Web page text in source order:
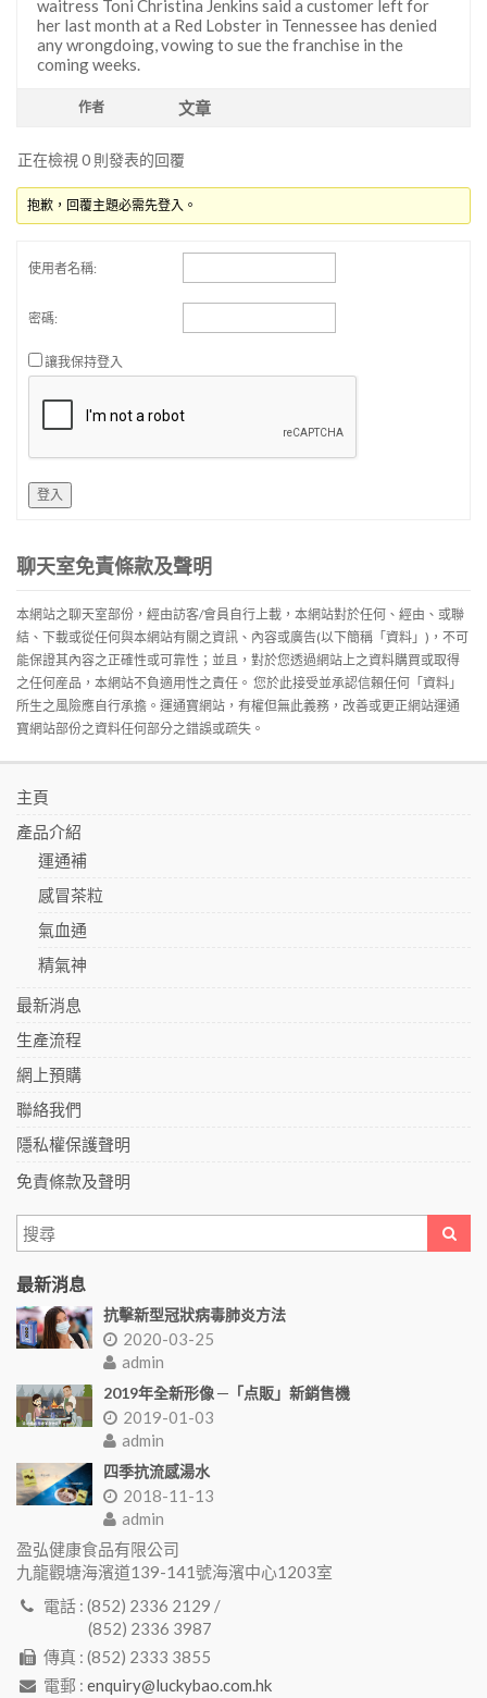
waitress Toni Christina Jenkins said a customer left for
her last month at a Red Lobster in Tennessee has denied
any wrongdoing, vowing to sue the franchise in the
coming weeks.
作者 文章
正在檢視 0 則發表的回覆
抱歉，回覆主題必需先登入。
使用者名稱:
密碼:
讓我保持登入
登入
聊天室免責條款及聲明
本網站之聊天室部份，經由訪客/會員自行上載，本網站對於任何、經由、或聯
結、下載或從任何與本網站有關之資訊、內容或廣告(以下簡稱「資料」)，不可
能保證其內容之正確性或可靠性；並且，對於您透過網站上之資料購買或取得
之任何産品，本網站不負適用性之責任。 您於此接受並承認信賴任何「資料」
所生之風險應自行承擔。運通寶網站，有權但無此義務，改善或更正網站運通
寶網站部份之資料任何部分之錯誤或疏失。
主頁
產品介紹
運通補
感冒茶粒
氣血通
精氣神
最新消息
生產流程
網上預購
聯絡我們
隱私權保護聲明
免責條款及聲明
最新消息
抗擊新型冠狀病毒肺炎方法
2020-03-25
admin
2019年全新形像 ─「点販」新銷售機
2019-01-03
admin
四季抗流感湯水
2018-11-13
admin
盈弘健康食品有限公司
九龍觀塘海濱道139-141號海濱中心1203室
電話 : (852) 2336 2129 /
(852) 2336 3987
傳真 : (852) 2333 3855
電郵 : enquiry@luckybao.com.hk